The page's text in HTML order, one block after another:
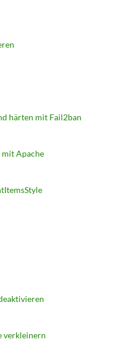
härten mit Fail2ban
mit Apache
verkleinern